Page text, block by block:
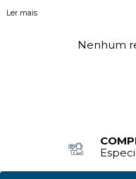
Ler mais
Nenhum